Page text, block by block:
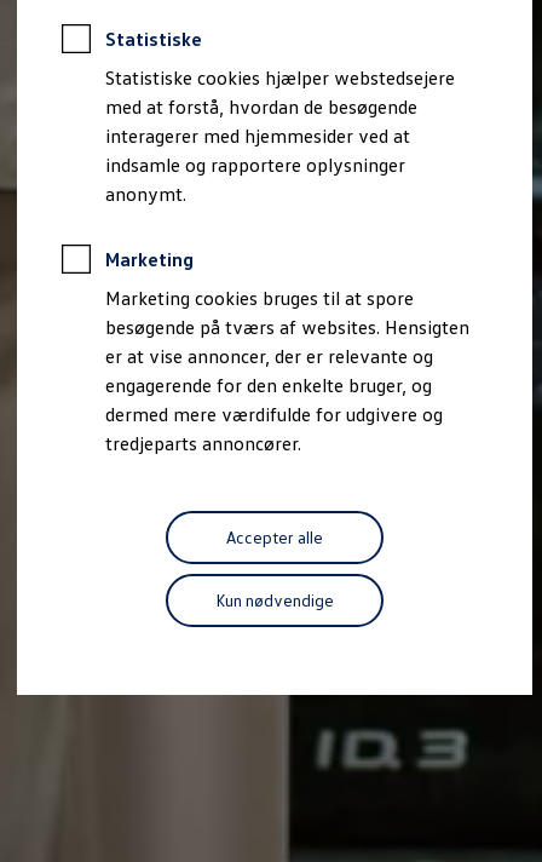
Statistiske
Statistiske cookies hjælper webstedsejere
med at forstå, hvordan de besøgende
interagerer med hjemmesider ved at
indsamle og rapportere oplysninger
anonymt.
Marketing
Marketing cookies bruges til at spore
besøgende på tværs af websites. Hensigten
er at vise annoncer, der er relevante og
engagerende for den enkelte bruger, og
dermed mere værdifulde for udgivere og
tredjeparts annoncører.
Accepter alle
Kun nødvendige
Ejere og services
Book tid på værkstedet
Service
Serviceabonnementer
Service 5+
Service på elbiler
Prismatch
Fordele ved autoriseret værksted
Brugbar information
Servicefordele
Digitale ekstrafunktioner
Se tjenesterne til din model
Volkswagen-apps, login og shop
Forbind mobiltelefonen med bilen
Opdateringer til software, kort og radio
Fleet Interface Data
MinVolkswagen
Digital instruktionsbog
Tilbehør
Fordele ved at vælge autoriseret værksted til din
Om Volkswagen
Nyheder
Tilmeld nyhedsbrev
Pressemeddelser
Kalenderbillede